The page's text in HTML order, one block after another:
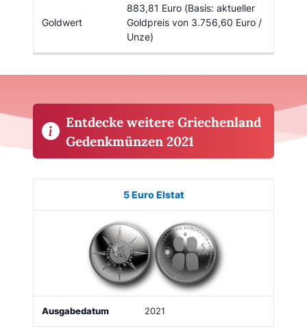
Goldwert
883,81 Euro (Basis: aktueller
Goldpreis von 3.756,60 Euro /
Unze)
Entdecke weitere Griechenland
Gedenkmünzen 2021
Ausgabe Auflage
5 Euro Elstat
2021